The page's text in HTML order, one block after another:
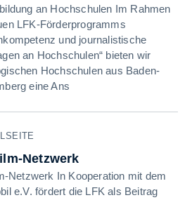
an Hochschulen Im Rahmen
LFK-Förderprogramms
und journalistische
an Hochschulen“ bieten wir
Hochschulen aus Baden-
eine Ans
Netzwerk
Netzwerk In Kooperation mit dem
e.V. fördert die LFK als Beitrag